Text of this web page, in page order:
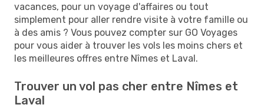
vacances, pour un voyage d'affaires ou tout
simplement pour aller rendre visite à votre famille ou
à des amis ? Vous pouvez compter sur GO Voyages
pour vous aider à trouver les vols les moins chers et
les meilleures offres entre Nîmes et Laval.
Trouver un vol pas cher entre Nîmes et
Laval